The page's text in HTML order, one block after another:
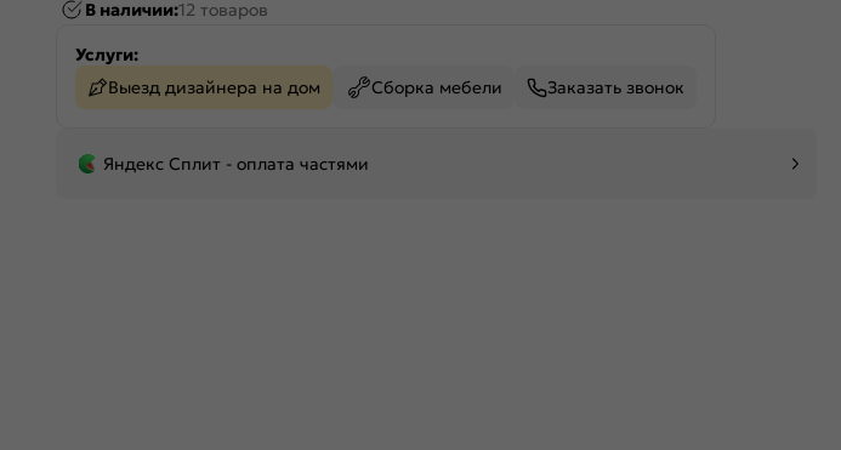
В наличии:12 товаров
Услуги:
Выезд дизайнера на дом
Сборка мебели Заказать звонок
Яндекс Сплит - оплата частями